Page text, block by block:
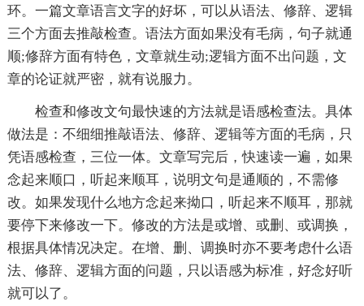
环。一篇文章语言文字的好坏，可以从语法、修辞、逻辑
三个方面去推敲检查。语法方面如果没有毛病，句子就通
顺;修辞方面有特色，文章就生动;逻辑方面不出问题，文
章的论证就严密，就有说服力。
检查和修改文句最快速的方法就是语感检查法。具体
做法是：不细细推敲语法、修辞、逻辑等方面的毛病，只
凭语感检查，三位一体。文章写完后，快速读一遍，如果
念起来顺口，听起来顺耳，说明文句是通顺的，不需修
改。如果发现什么地方念起来拗口，听起来不顺耳，那就
要停下来修改一下。修改的方法是或增、或删、或调换，
根据具体情况决定。在增、删、调换时亦不要考虑什么语
法、修辞、逻辑方面的问题，只以语感为标准，好念好听
就可以了。